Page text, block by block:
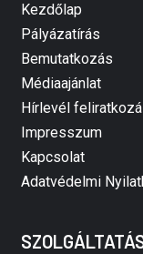
Kezdőlap
Pályázatírás
Bemutatkozás
Médiaajánlat
Hírlevél
Impresszum
Kapcsolat
Adatvédelmi